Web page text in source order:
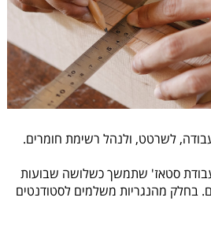
לשרטט, ולנהל רשימת חומרים.
סטאז' שתמשך כשלושה שבועות
בחלק מהנגריות משלמים לסטודנטים